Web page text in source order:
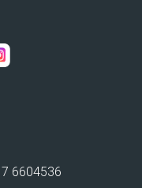
6604536